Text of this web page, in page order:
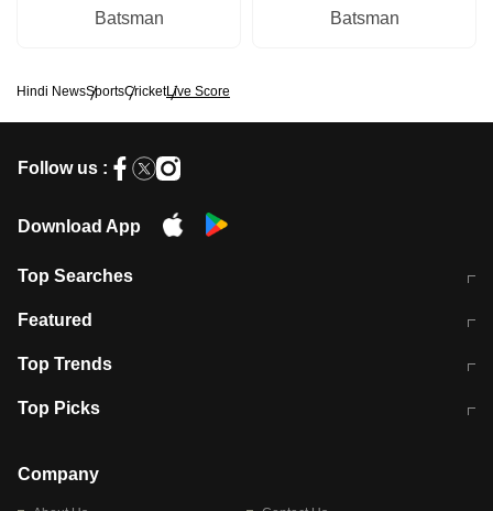
Batsman
Batsman
Hindi NewsSportsCricketLive Score
Follow us :
Download App
Top Searches
मुंबई में लगे 'जेन जी' के पोस्टर, लिखा- 'मैं
Featured
10 अगस्त को विधानसभा का घेराव करेंगे
Top Trends
RBI का नया नियम: अब बैंकों को अपनी सभी
Top Picks
बारिश की चेतावनी
Company